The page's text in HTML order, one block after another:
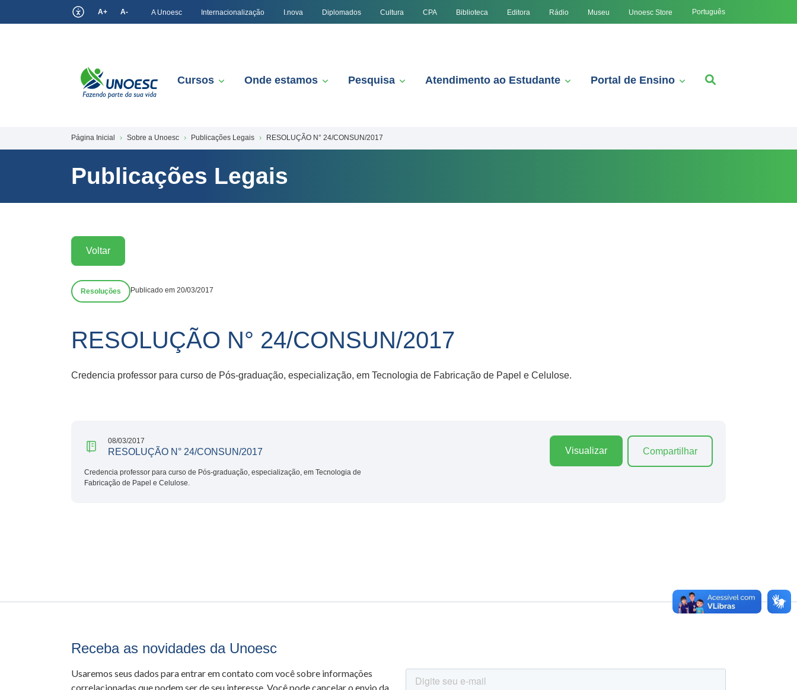
A+ A- A Unoesc Internacionalização I.nova Diplomados Cultura CPA Biblioteca Editora Rádio Museu Unoesc Store Português
Cursos Onde estamos Pesquisa Atendimento ao Estudante Portal de Ensino
Página Inicial Sobre a Unoesc Publicações Legais RESOLUÇÃO N° 24/CONSUN/2017
Publicações Legais
Voltar
Resoluções Publicado em 20/03/2017
RESOLUÇÃO N° 24/CONSUN/2017
Credencia professor para curso de Pós-graduação, especialização, em Tecnologia de Fabricação de Papel e Celulose.
08/03/2017
RESOLUÇÃO N° 24/CONSUN/2017
Credencia professor para curso de Pós-graduação, especialização, em Tecnologia de
Fabricação de Papel e Celulose.
Visualizar Compartilhar
Receba as novidades da Unoesc
Usaremos seus dados para entrar em contato com você sobre informações
correlacionadas que podem ser de seu interesse. Você pode cancelar o envio da